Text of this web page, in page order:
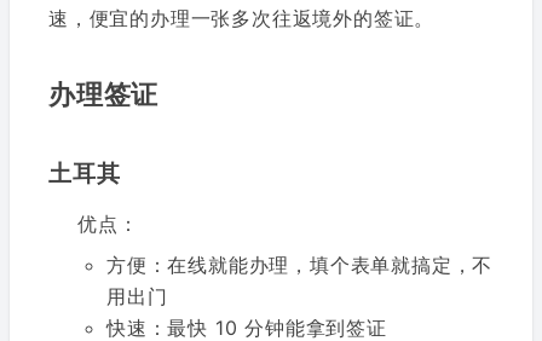
速，便宜的办理一张多次往返境外的签证。
办理签证
土耳其
优点：
方便：在线就能办理，填个表单就搞定，不
用出门
快速：最快 10 分钟能拿到签证